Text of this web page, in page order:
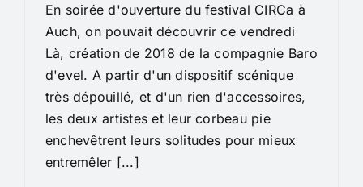
En soirée d'ouverture du festival CIRCa à
Auch, on pouvait découvrir ce vendredi
Là, création de 2018 de la compagnie Baro
d'evel. A partir d'un dispositif scénique
très dépouillé, et d'un rien d'accessoires,
les deux artistes et leur corbeau pie
enchevêtrent leurs solitudes pour mieux
entremêler [...]